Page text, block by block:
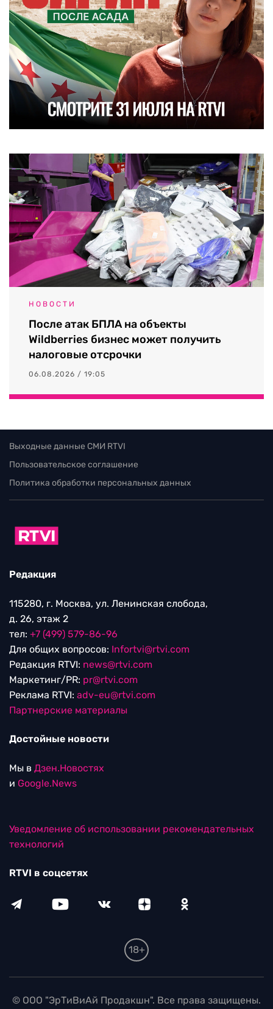
НОВОСТИ
После атак БПЛА на объекты
Wildberries бизнес может получить
налоговые отсрочки
06.08.2026 / 19:05
Выходные данные СМИ RTVI
Пользовательское соглашение
Политика обработки персональных данных
Редакция
115280, г. Москва, ул. Ленинская слобода,
д. 26, этаж 2
тел: +7 (499) 579-86-96
Для общих вопросов: Infortvi@rtvi.com
Редакция RTVI: news@rtvi.com
Маркетинг/PR: pr@rtvi.com
Реклама RTVI: adv-eu@rtvi.com
Партнерские материалы
Достойные новости
Мы в Дзен.Новостях
и Google.News
Уведомление об использовании рекомендательных
технологий
RTVI в соцсетях
18+
© ООО "ЭрТиВиАй Продакшн". Все права защищены.